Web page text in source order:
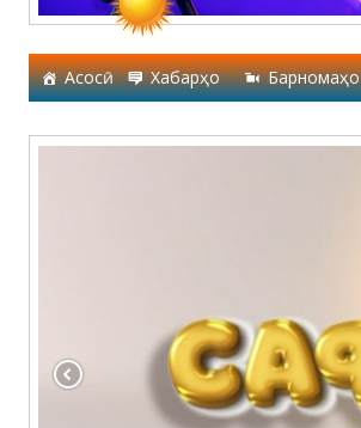
Асосӣ Хабарҳо Барномаҳо